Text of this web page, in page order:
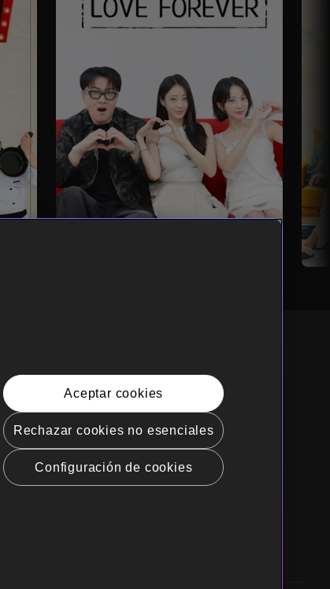
privacidad de California
cookies (Administrar tus
de cookies)
mi información personal
Aceptar cookies
Rechazar cookies no esenciales
Configuración de cookies